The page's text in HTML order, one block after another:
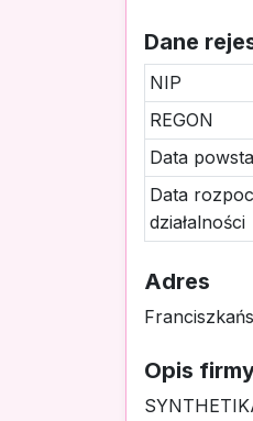
Dane
NIP
REGON
Data
Data
działalności
Adres
Opis